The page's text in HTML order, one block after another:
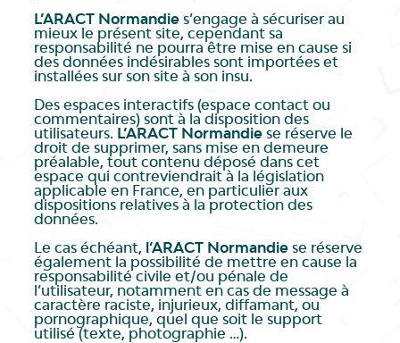
L’ARACT Normandie s’engage à sécuriser au
mieux le présent site, cependant sa
responsabilité ne pourra être mise en cause si
des données indésirables sont importées et
installées sur son site à son insu.
Des espaces interactifs (espace contact ou
commentaires) sont à la disposition des
utilisateurs. L’ARACT Normandie se réserve le
droit de supprimer, sans mise en demeure
préalable, tout contenu déposé dans cet
espace qui contreviendrait à la législation
applicable en France, en particulier aux
dispositions relatives à la protection des
données.
Le cas échéant, l’ARACT Normandie se réserve
également la possibilité de mettre en cause la
responsabilité civile et/ou pénale de
l’utilisateur, notamment en cas de message à
caractère raciste, injurieux, diffamant, ou
pornographique, quel que soit le support
utilisé (texte, photographie …).